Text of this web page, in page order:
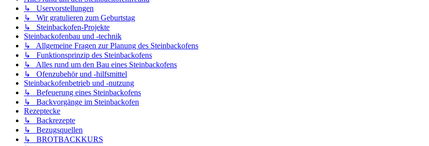
↳ Uservorstellungen
↳ Wir gratulieren zum Geburtstag
↳ Steinbackofen-Projekte
Steinbackofenbau und -technik
↳ Allgemeine Fragen zur Planung des Steinbackofens
↳ Funktionsprinzip des Steinbackofens
↳ Alles rund um den Bau eines Steinbackofens
↳ Ofenzubehör und -hilfsmittel
Steinbackofenbetrieb und -nutzung
↳ Befeuerung eines Steinbackofens
↳ Backvorgänge im Steinbackofen
Rezeptecke
↳ Backrezepte
↳ Bezugsquellen
↳ BROTBACKKURS